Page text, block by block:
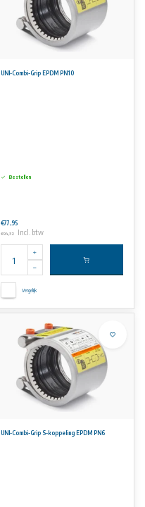
UNI-Combi-Grip EPDM PN10
Bestellen
€77,95
€94,32 Incl. btw
Vergelijk
UNI-Combi-Grip S-koppeling EPDM PN6